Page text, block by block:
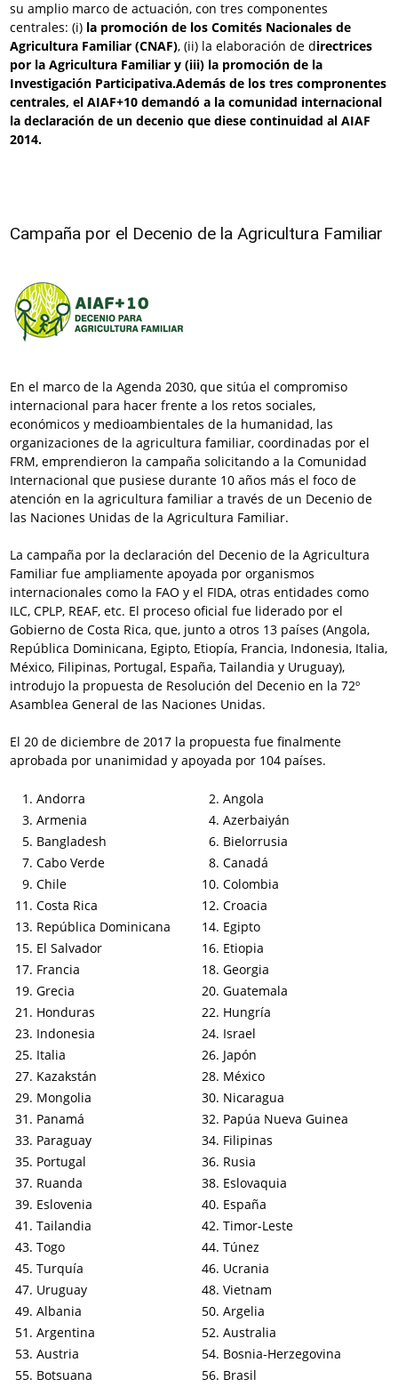
su amplio marco de actuación, con tres componentes
centrales: (i) la promoción de los Comités Nacionales de
Agricultura Familiar (CNAF), (ii) la elaboración de directrices
por la Agricultura Familiar y (iii) la promoción de la
Investigación Participativa.Además de los tres compronentes
centrales, el AIAF+10 demandó a la comunidad internacional
la declaración de un decenio que diese continuidad al AIAF
2014.
Campaña por el Decenio de la Agricultura Familiar
En el marco de la Agenda 2030, que sitúa el compromiso
internacional para hacer frente a los retos sociales,
económicos y medioambientales de la humanidad, las
organizaciones de la agricultura familiar, coordinadas por el
FRM, emprendieron la campaña solicitando a la Comunidad
Internacional que pusiese durante 10 años más el foco de
atención en la agricultura familiar a través de un Decenio de
las Naciones Unidas de la Agricultura Familiar.
La campaña por la declaración del Decenio de la Agricultura
Familiar fue ampliamente apoyada por organismos
internacionales como la FAO y el FIDA, otras entidades como
ILC, CPLP, REAF, etc. El proceso oficial fue liderado por el
Gobierno de Costa Rica, que, junto a otros 13 países (Angola,
República Dominicana, Egipto, Etiopía, Francia, Indonesia, Italia,
México, Filipinas, Portugal, España, Tailandia y Uruguay),
introdujo la propuesta de Resolución del Decenio en la 72º
Asamblea General de las Naciones Unidas.
El 20 de diciembre de 2017 la propuesta fue finalmente
aprobada por unanimidad y apoyada por 104 países.
Andorra
Angola
Armenia
Azerbaiyán
Bangladesh
Bielorrusia
Cabo Verde
Canadá
Chile
Colombia
Costa Rica
Croacia
República Dominicana
Egipto
El Salvador
Etiopia
Francia
Georgia
Grecia
Guatemala
Honduras
Hungría
Indonesia
Israel
Italia
Japón
Kazakstán
México
Mongolia
Nicaragua
Panamá
Papúa Nueva Guinea
Paraguay
Filipinas
Portugal
Rusia
Ruanda
Eslovaquia
Eslovenia
España
Tailandia
Timor-Leste
Togo
Túnez
Turquía
Ucrania
Uruguay
Vietnam
Albania
Argelia
Argentina
Australia
Austria
Bosnia-Herzegovina
Botsuana
Brasil